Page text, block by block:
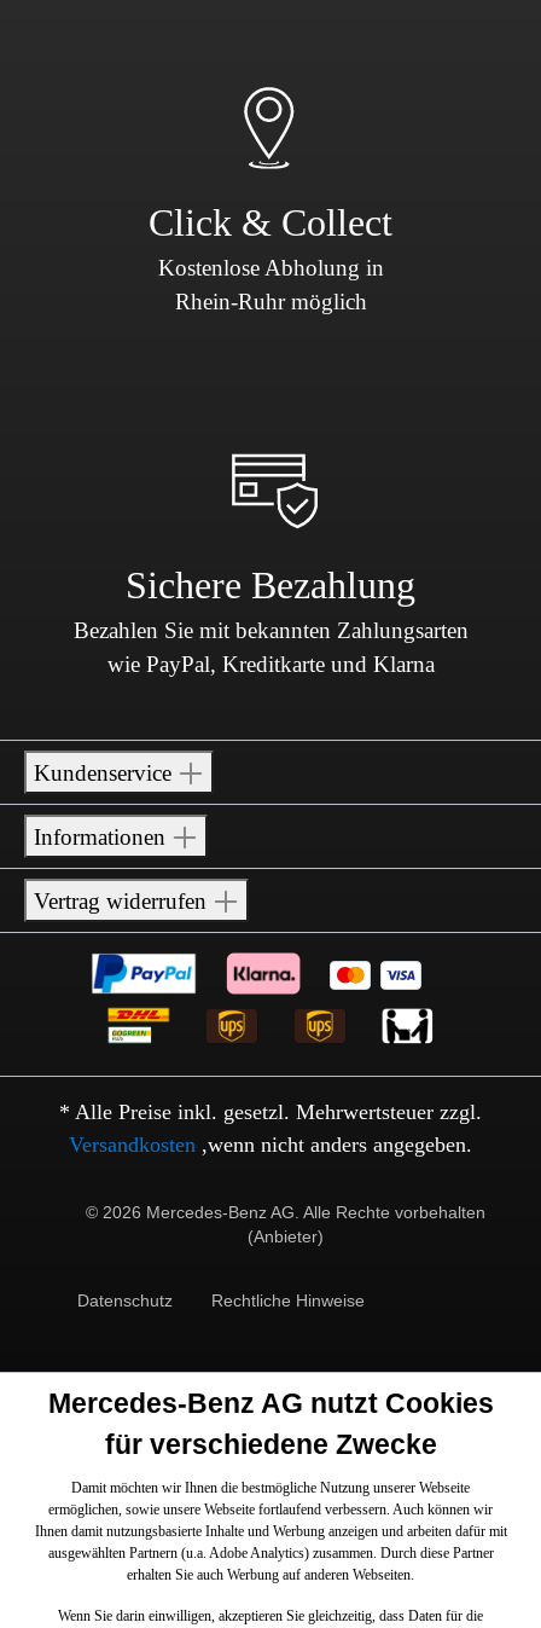
Click & Collect
Kostenlose Abholung in
Rhein-Ruhr möglich
Sichere Bezahlung
Bezahlen Sie mit bekannten Zahlungsarten
wie PayPal, Kreditkarte und Klarna
Kundenservice
Informationen
Vertrag widerrufen
* Alle Preise inkl. gesetzl. Mehrwertsteuer zzgl.
Versandkosten ,wenn nicht anders angegeben.
© 2026 Mercedes-Benz AG. Alle Rechte vorbehalten
(Anbieter)
Datenschutz Rechtliche Hinweise
Mercedes-Benz AG nutzt Cookies
für verschiedene Zwecke
Damit möchten wir Ihnen die bestmögliche Nutzung unserer Webseite
ermöglichen, sowie unsere Webseite fortlaufend verbessern. Auch können wir
Ihnen damit nutzungsbasierte Inhalte und Werbung anzeigen und arbeiten dafür mit
ausgewählten Partnern (u.a. Adobe Analytics) zusammen. Durch diese Partner
erhalten Sie auch Werbung auf anderen Webseiten.
Wenn Sie darin einwilligen, akzeptieren Sie gleichzeitig, dass Daten für die